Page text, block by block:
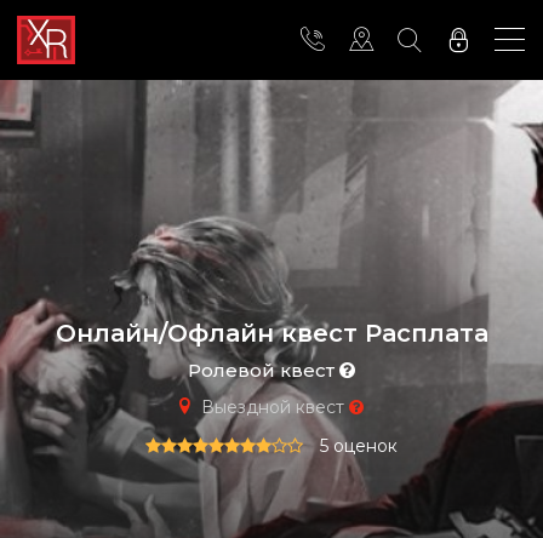
Онлайн/Офлайн квест Расплата
Ролевой квест
Выездной квест
5 оценок